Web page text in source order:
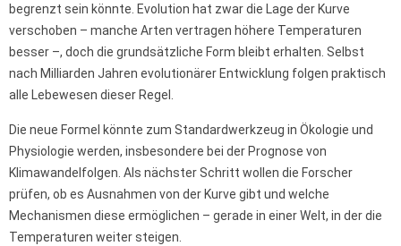
begrenzt sein könnte. Evolution hat zwar die Lage der Kurve
verschoben – manche Arten vertragen höhere Temperaturen
besser –, doch die grundsätzliche Form bleibt erhalten. Selbst
nach Milliarden Jahren evolutionärer Entwicklung folgen praktisch
alle Lebewesen dieser Regel.
Die neue Formel könnte zum Standardwerkzeug in Ökologie und
Physiologie werden, insbesondere bei der Prognose von
Klimawandelfolgen. Als nächster Schritt wollen die Forscher
prüfen, ob es Ausnahmen von der Kurve gibt und welche
Mechanismen diese ermöglichen – gerade in einer Welt, in der die
Temperaturen weiter steigen.